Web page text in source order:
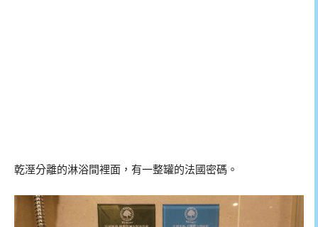
乾溼分離的淋浴間裡面，有一整罐的法國密碼。